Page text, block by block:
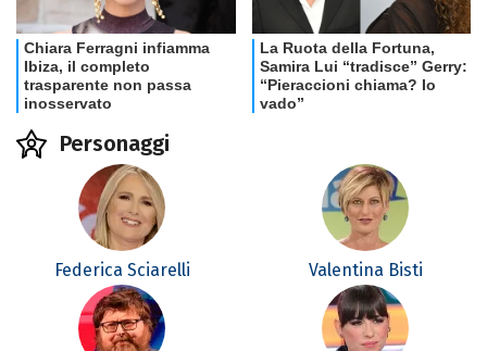
Personaggi
Federica Sciarelli Valentina Bisti